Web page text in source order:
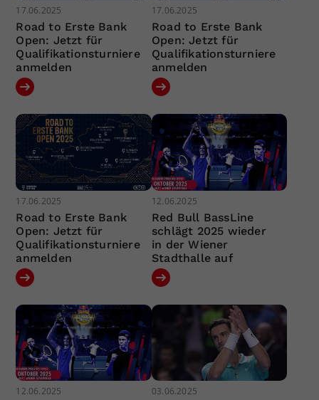
17.06.2025
Road to Erste Bank
Open: Jetzt für
Qualifikationsturniere
anmelden
17.06.2025
Road to Erste Bank
Open: Jetzt für
Qualifikationsturniere
anmelden
17.06.2025
Road to Erste Bank
Open: Jetzt für
Qualifikationsturniere
anmelden
12.06.2025
Red Bull BassLine
schlägt 2025 wieder
in der Wiener
Stadthalle auf
12.06.2025 03.06.2025